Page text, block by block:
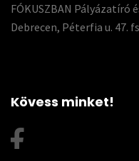
FÓKUSZBAN Pályázatíró
Debrecen, Péterfia u. 47.
Kövess minket!